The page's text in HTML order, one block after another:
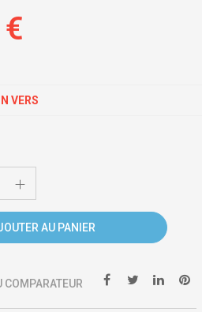
VERS
AU PANIER
COMPARATEUR